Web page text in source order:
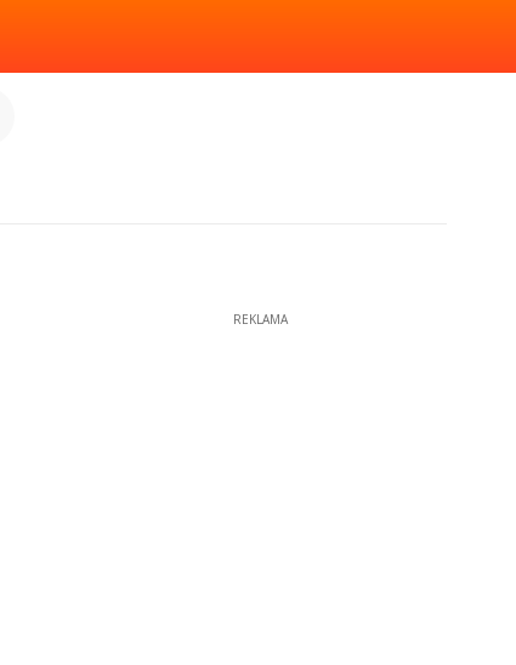
REKLAMA